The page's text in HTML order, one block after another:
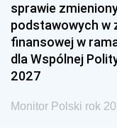
sprawie
podstawowych w
finansowej w
dla Wspólnej
2027
Monitor Polski rok